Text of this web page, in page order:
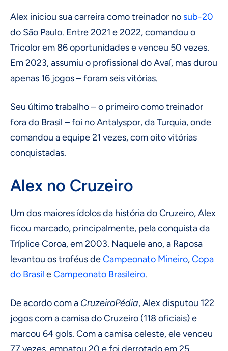
Alex iniciou sua carreira como treinador no sub-20
do São Paulo. Entre 2021 e 2022, comandou o
Tricolor em 86 oportunidades e venceu 50 vezes.
Em 2023, assumiu o profissional do Avaí, mas durou
apenas 16 jogos – foram seis vitórias.
Seu último trabalho – o primeiro como treinador
fora do Brasil – foi no Antalyspor, da Turquia, onde
comandou a equipe 21 vezes, com oito vitórias
conquistadas.
Alex no Cruzeiro
Um dos maiores ídolos da história do Cruzeiro, Alex
ficou marcado, principalmente, pela conquista da
Tríplice Coroa, em 2003. Naquele ano, a Raposa
levantou os troféus deCampeonato Mineiro,Copa
do Brasil eCampeonato Brasileiro.
De acordo com a CruzeiroPédia, Alex disputou 122
jogos com a camisa do Cruzeiro (118 oficiais) e
marcou 64 gols. Com a camisa celeste, ele venceu